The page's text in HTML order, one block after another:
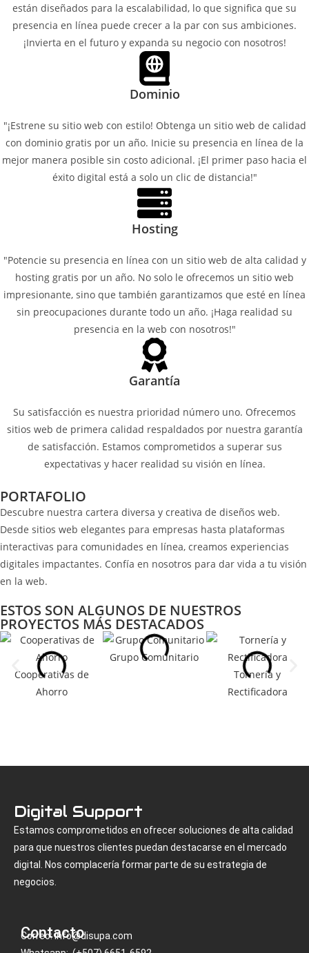
están diseñados para la escalabilidad, lo que significa que su
presencia en línea puede crecer a la par con sus ambiciones.
¡Invierta en el futuro y expanda su negocio con nosotros!
Dominio
"¡Estrene su sitio web con estilo! Obtenga un sitio web de calidad
con dominio gratis por un año. Inicie su presencia en línea de la
mejor manera posible sin costo adicional. ¡El primer paso hacia el
éxito digital está a solo un clic de distancia!"
Hosting
"Potencie su presencia en línea con un sitio web de alta calidad y
hosting gratis por un año. No solo le ofrecemos un sitio web
impresionante, sino que también garantizamos que esté en línea
sin preocupaciones durante todo un año. ¡Haga realidad su
presencia en la web con nosotros!"
Garantía
Su satisfacción es nuestra prioridad número uno. Ofrecemos
sitios web de primera calidad respaldados por nuestra garantía
de satisfacción. Estamos comprometidos a superar sus
expectativas y hacer realidad su visión en línea.
PORTAFOLIO
Descubre nuestra cartera diversa y creativa de diseños web.
Desde sitios web elegantes para empresas hasta plataformas
interactivas para comunidades en línea, creamos experiencias
digitales impactantes. Confía en nosotros para dar vida a tu visión
en la web.
ESTOS SON ALGUNOS DE NUESTROS
PROYECTOS MÁS DESTACADOS
Cooperativas de
Ahorro
Grupo Comunitario
Tornería y
Rectificadora
Digital Support
Estamos comprometidos en ofrecer soluciones de alta calidad
para que nuestros clientes puedan destacarse en el mercado
digital. Nos complacería formar parte de su estrategia de
negocios.
Contacto
Correo: info@disupa.com